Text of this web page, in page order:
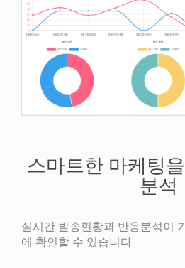
스마트한 마케팅
분석
실시간 발송현황과 반응분석이
에 확인할 수 있습니다.